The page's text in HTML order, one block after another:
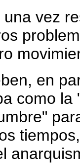
vez
en
como